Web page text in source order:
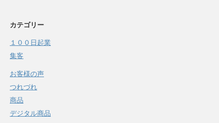
カテゴリー
１００日起業
集客
お客様の声
つれづれ
商品
デジタル商品